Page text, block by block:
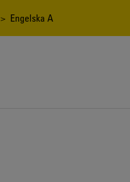
> Engelska A